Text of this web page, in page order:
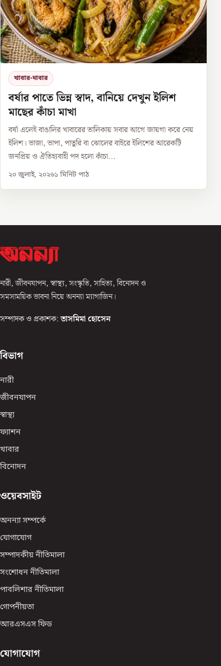
খাবার-দাবার
বর্ষার পাতে ভিন্ন স্বাদ, বানিয়ে দেখুন ইলিশ
মাছের কাঁচা মাখা
বর্ষা এলেই বাঙালির খাবারের তালিকায় সবার আগে জায়গা করে নেয়
ইলিশ। ভাজা, ভাপা, পাতুরি বা ঝোলের বাইরে ইলিশের আরেকটি
জনপ্রিয় ও ঐতিহ্যবাহী পদ হলো কাঁচা...
২০ জুলাই, ২০২৬১ মিনিট পাঠ
নারী, জীবনযাপন, স্বাস্থ্য, সংস্কৃতি, সাহিত্য, বিনোদন ও
সমসাময়িক ভাবনা নিয়ে অনন্যা ম্যাগাজিন।
সম্পাদক ও প্রকাশক: তাসমিমা হোসেন
বিভাগ
নারী
জীবনযাপন
স্বাস্থ্য
ফ্যাশন
খাবার
বিনোদন
ওয়েবসাইট
অনন্যা সম্পর্কে
যোগাযোগ
সম্পাদকীয় নীতিমালা
সংশোধন নীতিমালা
পাবলিশার নীতিমালা
গোপনীয়তা
আরএসএস ফিড
যোগাযোগ